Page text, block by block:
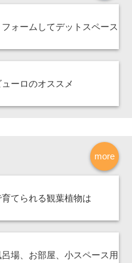
ォームしてデットスペース
ーロのオススメ
more
てられる観葉植物は
場、お部屋、小スペース用